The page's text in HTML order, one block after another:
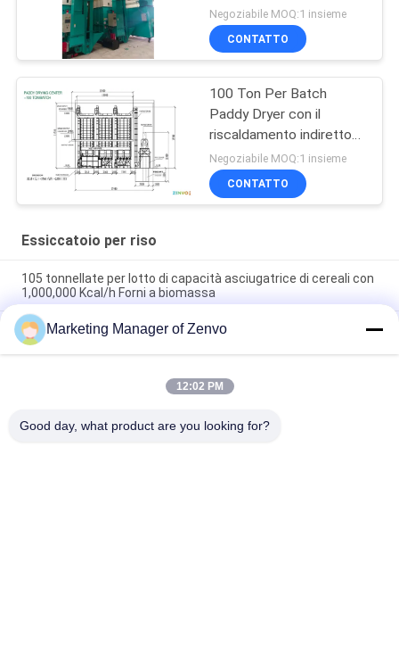
bruciatore diesel
Negoziabile MOQ:1 insieme
CONTATTO
100 Ton Per Batch
Paddy Dryer con il
riscaldamento indiretto
della fornace della
buccia
Negoziabile MOQ:1 insieme
CONTATTO
Essiccatoio per riso
105 tonnellate per lotto di capacità asciugatrice di cereali con
1,000,000 Kcal/h Forni a biomassa
Asciugatrice di grano a strato di asciugatura in acciaio
inossidabile 105 tonnellate/ lotto di metodo intelligente e di
riscaldamento ad aria calda
Asciugatrici di grano da 90 tonnellate per lotto con sistemi di
Marketing Manager of Zenvo
12:02 PM
Good day, what product are you looking for?